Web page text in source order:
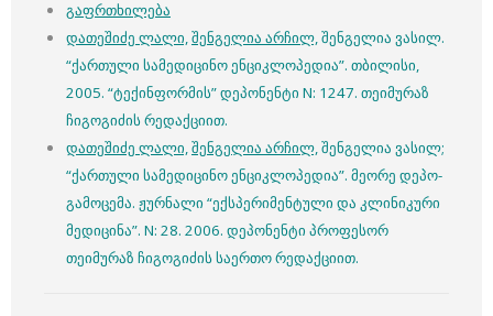
გაფრთხილება
დათეშიძე ლალი, შენგელია არჩილ, შენგელია ვასილ.
“ქართული სამედიცინო ენციკლოპედია”. თბილისი,
2005. “ტექინფორმის” დეპონენტი N: 1247. თეიმურაზ
ჩიგოგიძის რედაქციით.
დათეშიძე ლალი, შენგელია არჩილ, შენგელია ვასილ;
“ქართული სამედიცინო ენციკლოპედია”. მეორე დეპო-
გამოცემა. ჟურნალი “ექსპერიმენტული და კლინიკური
მედიცინა”. N: 28. 2006. დეპონენტი პროფესორ
თეიმურაზ ჩიგოგიძის საერთო რედაქციით.